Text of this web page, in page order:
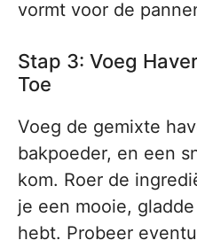
vormt voor de
Stap 3: Voeg
Toe
Voeg de gemixte
bakpoeder, en een
kom. Roer de
je een mooie,
hebt. Probeer